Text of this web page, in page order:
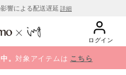
響による配送遅延 詳細
ログイン
。対象アイテムは こちら